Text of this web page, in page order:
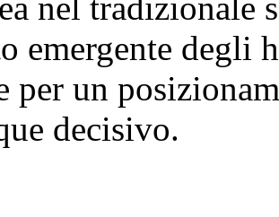
emergente degli
per un
decisivo.